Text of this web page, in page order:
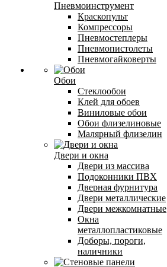
Пневмоинструмент
Краскопульт
Компрессоры
Пневмостеплеры
Пневмопистолеты
Пневмогайковерты
Обои
Стеклообои
Клей для обоев
Виниловые обои
Обои флизелиновые
Малярный флизелин
Двери и окна
Двери из массива
Подоконники ПВХ
Дверная фурнитура
Двери металлические
Двери межкомнатные
Окна
металлопластиковые
Доборы, пороги,
наличники